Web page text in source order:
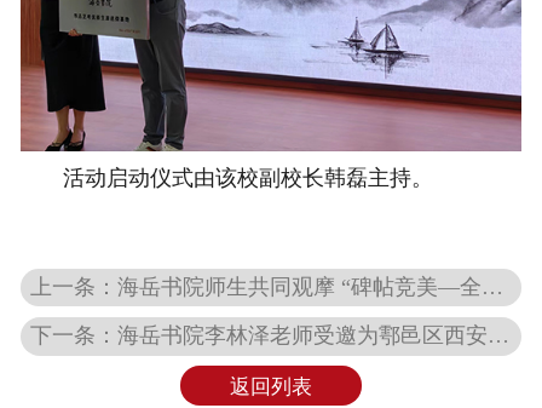
活动启动仪式由该校副校长韩磊主持。
上一条：海岳书院师生共同观摩 “碑帖竞美—全国书法名家作品邀请展暨学术研讨会”
下一条：海岳书院李林泽老师受邀为鄠邑区西安惠安中学艺考生做书法艺考主题讲座
返回列表